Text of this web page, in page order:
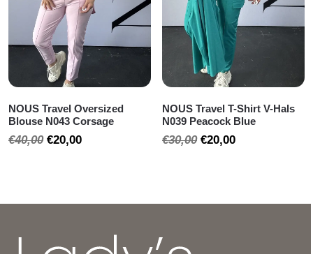
NOUS Travel Oversized
Blouse N043 Corsage
€40,00 Oorspronkelijke
€20,00Huidige
NOUS Travel T-Shirt V-Hals
N039 Peacock Blue
€30,00 Oorspronkelijke
€20,00Huidige